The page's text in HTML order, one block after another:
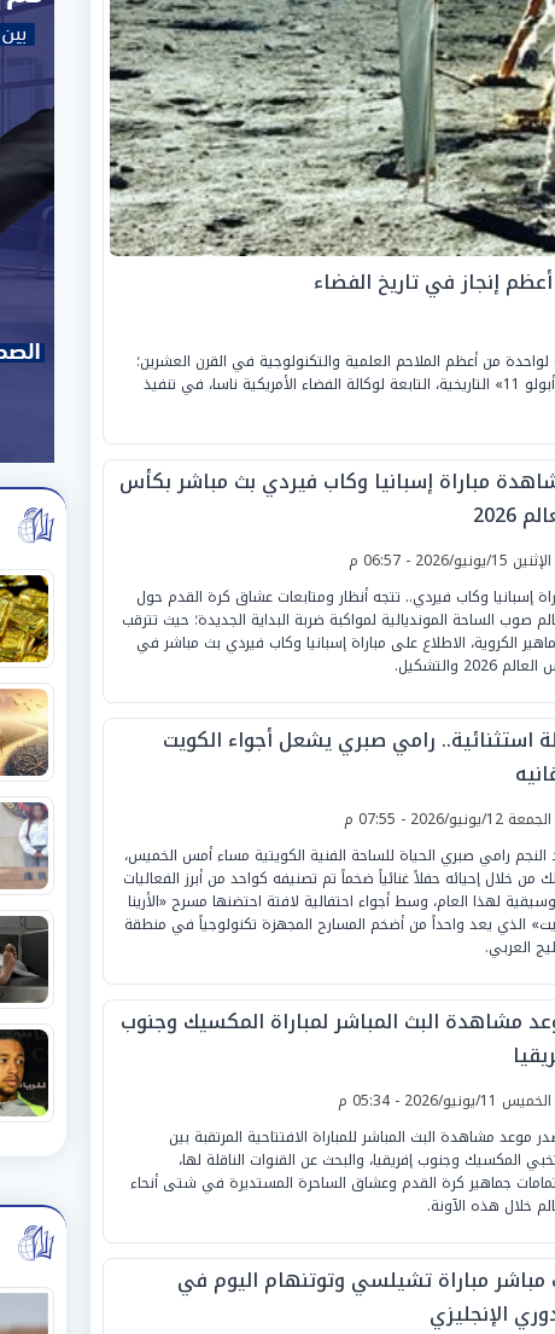
2026، الذكرى السنوية لواحدة من أعظم الملاحم العلمية والتكنولوجية في القرن العشرين؛
ففي مثل هذا اليوم من عام 1969، نجحت مهمة «أبولو 11» التاريخية، التابعة لوكالة الفضاء الأمريكية ناسا، في تنفيذ
مباراة إسبانيا وكاب فيردي بث مباشر بكأس
2026
الإثنين 15/يونيو/2026 - 06:57 م
إسبانيا وكاب فيردي.. تتجه أنظار ومتابعات عشاق كرة القدم حول
صوب الساحة المونديالية لمواكبة ضربة البداية الجديدة؛ حيث تترقب
الكروية، الاطلاع على مباراة إسبانيا وكاب فيردي بث مباشر في
2026 والتشكيل.
استثنائية.. رامي صبري يشعل أجواء الكويت
الجمعة 12/يونيو/2026 - 07:55 م
النجم رامي صبري الحياة للساحة الفنية الكويتية مساء أمس الخميس،
من خلال إحيائه حفلاً غنائياً ضخماً تم تصنيفه كواحد من أبرز الفعاليات
لهذا العام، وسط أجواء احتفالية لافتة احتضنها مسرح «الأرينا
الذي يعد واحداً من أضخم المسارح المجهزة تكنولوجياً في منطقة
العربي.
مشاهدة البث المباشر لمباراة المكسيك وجنوب
الخميس 11/يونيو/2026 - 05:34 م
موعد مشاهدة البث المباشر للمباراة الافتتاحية المرتقبة بين
المكسيك وجنوب إفريقيا، والبحث عن القنوات الناقلة لها،
جماهير كرة القدم وعشاق الساحرة المستديرة في شتى أنحاء
خلال هذه الآونة.
مباشر مباراة تشيلسي وتوتنهام اليوم في
الإنجليزي